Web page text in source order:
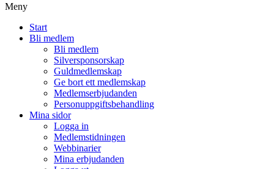
Meny
Start
Bli medlem
Bli medlem
Silversponsorskap
Guldmedlemskap
Ge bort ett medlemskap
Medlemserbjudanden
Personuppgiftsbehandling
Mina sidor
Logga in
Medlemstidningen
Webbinarier
Mina erbjudanden